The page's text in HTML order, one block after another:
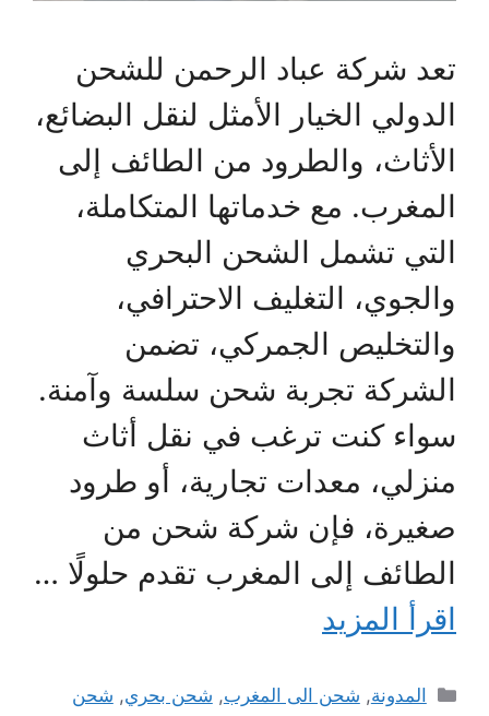
تعد شركة عباد الرحمن للشحن
الدولي الخيار الأمثل لنقل البضائع،
الأثاث، والطرود من الطائف إلى
المغرب. مع خدماتها المتكاملة،
التي تشمل الشحن البحري
والجوي، التغليف الاحترافي،
والتخليص الجمركي، تضمن
الشركة تجربة شحن سلسة وآمنة.
سواء كنت ترغب في نقل أثاث
منزلي، معدات تجارية، أو طرود
صغيرة، فإن شركة شحن من
الطائف إلى المغرب تقدم حلولًا …
اقرأ المزيد
التصنيفات
المدونة, شحن الى المغرب, شحن بحري, شحن